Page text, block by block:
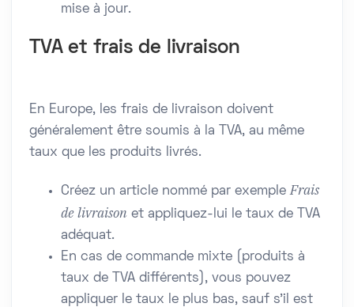
mise à jour.
TVA et frais de livraison
En Europe, les frais de livraison doivent
généralement être soumis à la TVA, au même
taux que les produits livrés.
Créez un article nommé par exempleFrais
de livraison et appliquez-lui le taux de TVA
adéquat.
En cas de commande mixte (produits à
taux de TVA différents), vous pouvez
appliquer le taux le plus bas, sauf s’il est